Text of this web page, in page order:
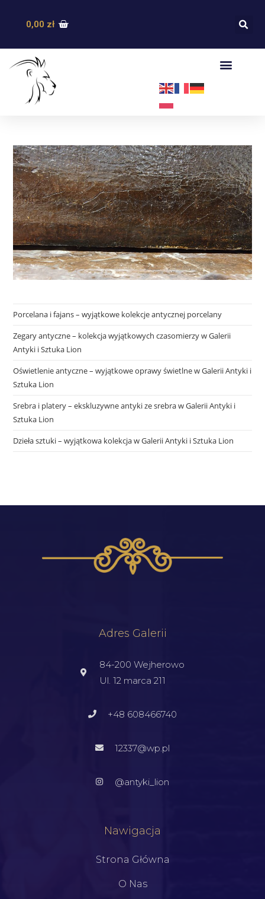
0,00 zł
Porcelana i fajans – wyjątkowe kolekcje antycznej porcelany
Zegary antyczne – kolekcja wyjątkowych czasomierzy w Galerii
Antyki i Sztuka Lion
Oświetlenie antyczne – wyjątkowe oprawy świetlne w Galerii Antyki i
Sztuka Lion
Srebra i platery – ekskluzywne antyki ze srebra w Galerii Antyki i
Sztuka Lion
Dzieła sztuki – wyjątkowa kolekcja w Galerii Antyki i Sztuka Lion
Adres Galerii
84-200 Wejherowo
Ul. 12 marca 211
+48 608466740
12337@wp.pl
@antyki_lion
Nawigacja
Strona Główna
O Nas